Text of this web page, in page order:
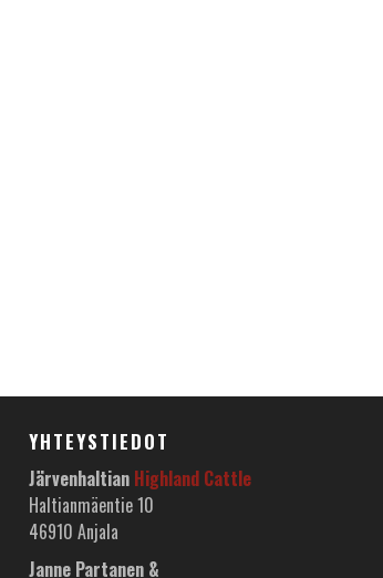
YHTEYSTIEDOT
Järvenhaltian Highland Cattle
Haltianmäentie 10
46910 Anjala
Janne Partanen &